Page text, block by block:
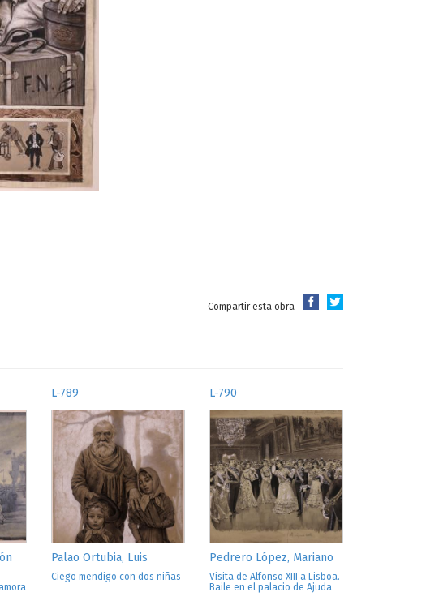
Compartir esta obra
L-789
Palao Ortubia, Luis
Ciego mendigo con dos niñas
L-790
Pedrero López, Mariano
Visita de Alfonso XIII a Lisboa.
Baile en el palacio de Ajuda